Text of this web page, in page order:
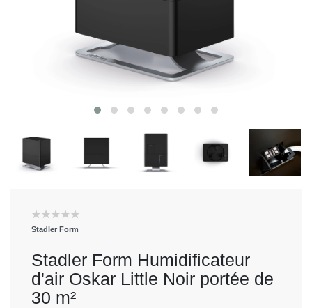
Stadler Form
Stadler Form Humidificateur
d'air Oskar Little Noir portée de
30 m²